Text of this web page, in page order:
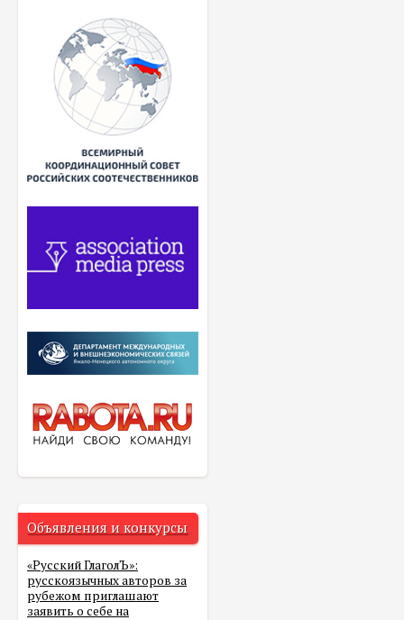
Объявления и конкурсы
«Русский ГлаголЪ»:
русскоязычных авторов за
рубежом приглашают
заявить о себе на